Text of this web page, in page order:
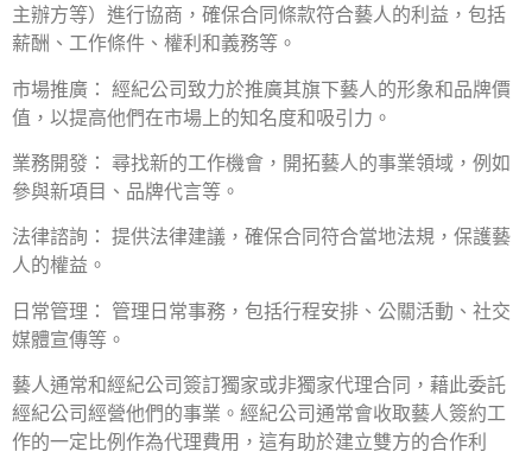
主辦方等）進行協商，確保合同條款符合藝人的利益，包括
薪酬、工作條件、權利和義務等。
市場推廣： 經紀公司致力於推廣其旗下藝人的形象和品牌價
值，以提高他們在市場上的知名度和吸引力。
業務開發： 尋找新的工作機會，開拓藝人的事業領域，例如
參與新項目、品牌代言等。
法律諮詢： 提供法律建議，確保合同符合當地法規，保護藝
人的權益。
日常管理： 管理日常事務，包括行程安排、公關活動、社交
媒體宣傳等。
藝人通常和經紀公司簽訂獨家或非獨家代理合同，藉此委託
經紀公司經營他們的事業。經紀公司通常會收取藝人簽約工
作的一定比例作為代理費用，這有助於建立雙方的合作利